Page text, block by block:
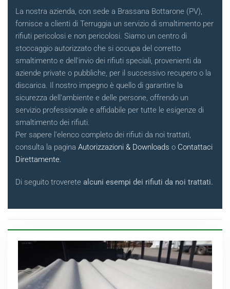
La nostra azienda, con sede a Brassana Bottarone (PV),
fornisce a clienti di Terruggia un servizio di smaltimento per
rifiuti pericolosi e non pericolosi. Siamo un centro di
stoccaggio autorizzato che si occupa del corretto
smaltimento e dell'invio dei rifiuti speciali, provenienti da
aziende private o pubbliche, per il successivo recupero o la
discarica. Il nostro impegno è quello di garantire la
sicurezza dell'ambiente e delle persone, offrendo un
servizio professionale e affidabile per tutte le esigenze di
smaltimento dei rifiuti.
Per sapere l'elenco completo dei rifiuti da noi trattati,
consulta la pagina Autorizzazioni & Downloads o Contattaci
Direttamente.
Di seguito troverete alcuni esempi dei rifiuti da noi trattati.